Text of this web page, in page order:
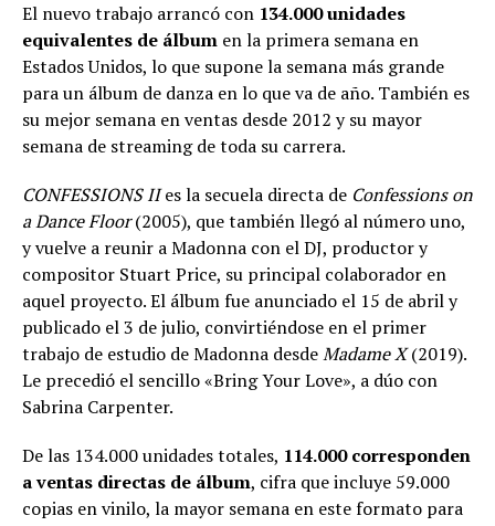
El nuevo trabajo arrancó con 134.000 unidades
equivalentes de álbum en la primera semana en
Estados Unidos, lo que supone la semana más grande
para un álbum de danza en lo que va de año. También es
su mejor semana en ventas desde 2012 y su mayor
semana de streaming de toda su carrera.
CONFESSIONS IIes la secuela directa de Confessions on
a Dance Floor(2005), que también llegó al número uno,
y vuelve a reunir a Madonna con el DJ, productor y
compositor Stuart Price, su principal colaborador en
aquel proyecto. El álbum fue anunciado el 15 de abril y
publicado el 3 de julio, convirtiéndose en el primer
trabajo de estudio de Madonna desdeMadame X(2019).
Le precedió el sencillo «Bring Your Love», a dúo con
Sabrina Carpenter.
De las 134.000 unidades totales, 114.000 corresponden
a ventas directas de álbum, cifra que incluye 59.000
copias en vinilo, la mayor semana en este formato para